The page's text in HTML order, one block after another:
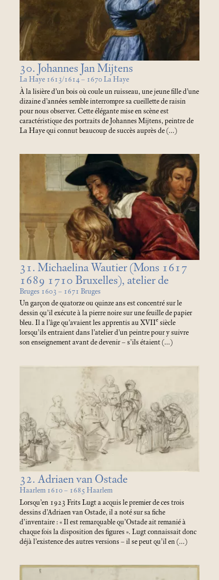
30. Johannes Jan Mijtens
La Haye 1613/1614 – 1670 La Haye
À la lisière d’un bois où coule un ruisseau, une jeune fille d’une
dizaine d’années semble interrompre sa cueillette de raisin
pour nous observer. Cette élégante mise en scène est
caractéristique des portraits de Johannes Mijtens, peintre de
La Haye qui connut beaucoup de succès auprès de (…)
31. Michaelina Wautier (Mons 1617
1689 1710 Bruxelles), atelier de
Bruges 1603 – 1671 Bruges
Un garçon de quatorze ou quinze ans est concentré sur le
dessin qu’il exécute à la pierre noire sur une feuille de papier
bleu. Il a l’âge qu’avaient les apprentis au XVIIe siècle
lorsqu’ils entraient dans l’atelier d’un peintre pour y suivre
son enseignement avant de devenir – s’ils étaient (…)
32. Adriaen van Ostade
Haarlem 1610 – 1685 Haarlem
Lorsqu’en 1923 Frits Lugt a acquis le premier de ces trois
dessins d’Adriaen van Ostade, il a noté sur sa fiche
d’inventaire : «Il est remarquable qu’Ostade ait remanié à
chaque fois la disposition des figures ». Lugt connaissait donc
déjà l’existence des autres versions – il se peut qu’il en (…)